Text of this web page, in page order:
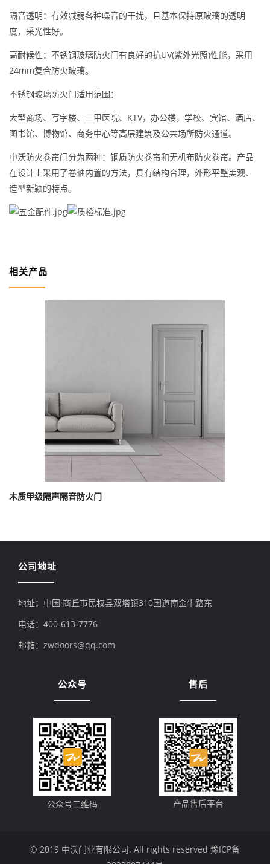
隔音透明：有效减弱各种噪音的干扰，且基本保持原玻璃的透明
度，采光性好。
高耐候性：不锈钢玻璃防火门有良好的抗UV(紫外光照)性能，采用
24mm复合防火玻璃。
不锈钢玻璃防火门适用范围：
大型商场、写字楼、三甲医院、KTV，办公楼，学校、宾馆、酒店、
图书馆、博物馆、商务中心等高层建筑及公共场所防火通道。
中沃防火卷帘门分为两种：钢质防火卷帘和无机布防火卷帘。产品
在设计上采用了卷轴内置的方法，具有结构合理，外形平整美观、
造型新颖的特点。
相关产品
木质甲级隔声隔音防火门
公司地址
地址：中国·商丘市民权县双塔镇310国道南金牛路东
电话：400-613-7776
邮箱：zwdoors@qq.com
公众号
公众号二维码
售后
产品售后平台
© 2019 中沃门业有限公司. All rights reserved 豫ICP备